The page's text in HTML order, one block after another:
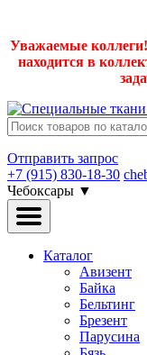
Уважаемые коллеги!
находится в
Отправить запрос
+7 (915) 830-18-30
Чебоксары ▼
Каталог
Авизент
Байка
Бельтинг
Брезент
Парусина